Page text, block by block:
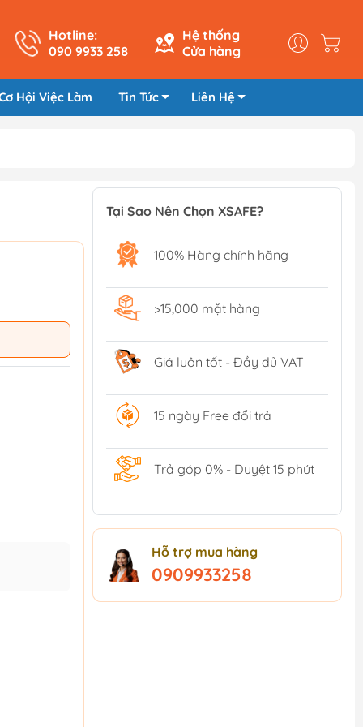
Hotline:
090 9933 258
Hệ thống
Cửa hàng
Hội Việc Làm Tin Tức Liên Hệ
Tại Sao Nên Chọn XSAFE?
100% Hàng chính hãng
>15,000 mặt hàng
Giá luôn tốt - Đầy đủ VAT
15 ngày Free đổi trả
Trả góp 0% - Duyệt 15 phút
Hỗ trợ mua hàng
0909933258